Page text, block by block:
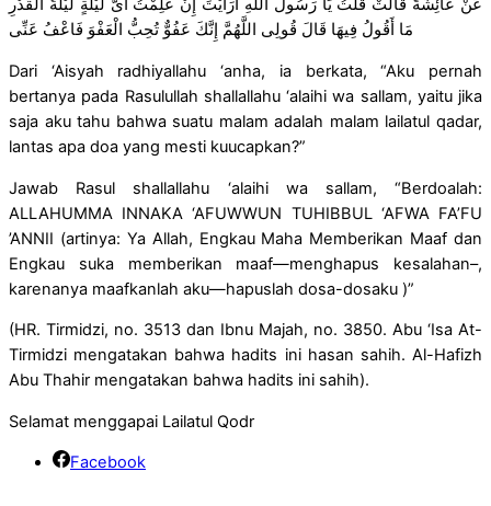
مَا أَقُولُ فِيهَا قَالَ قُولِى اللَّهُمَّ إِنَّكَ عَفُوٌّ تُحِبُّ الْعَفْوَ فَاعْفُ عَنِّى
Dari ‘Aisyah radhiyallahu ‘anha, ia berkata, “Aku pernah
bertanya pada Rasulullah shallallahu ‘alaihi wa sallam, yaitu jika
saja aku tahu bahwa suatu malam adalah malam lailatul qadar,
lantas apa doa yang mesti kuucapkan?”
Jawab Rasul shallallahu ‘alaihi wa sallam, “Berdoalah:
ALLAHUMMA INNAKA ‘AFUWWUN TUHIBBUL ‘AFWA FA’FU
’ANNII (artinya: Ya Allah, Engkau Maha Memberikan Maaf dan
Engkau suka memberikan maaf—menghapus kesalahan–,
karenanya maafkanlah aku—hapuslah dosa-dosaku )”
(HR. Tirmidzi, no. 3513 dan Ibnu Majah, no. 3850. Abu ‘Isa At-
Tirmidzi mengatakan bahwa hadits ini hasan sahih. Al-Hafizh
Abu Thahir mengatakan bahwa hadits ini sahih).
Selamat menggapai Lailatul Qodr
Facebook